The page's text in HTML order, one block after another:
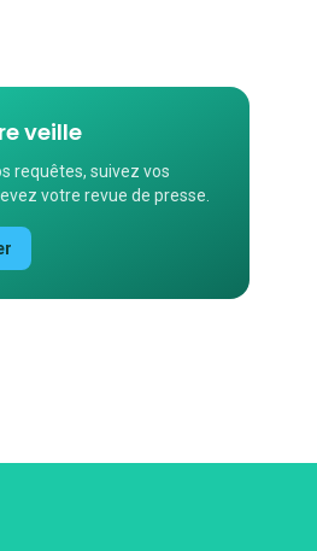
veille
requêtes, suivez vos
votre revue de presse.